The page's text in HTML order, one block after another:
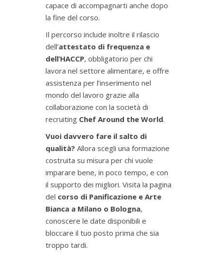
capace di accompagnarti anche dopo
la fine del corso.
Il percorso include inoltre il rilascio
dell’attestato di frequenza e
dell’HACCP, obbligatorio per chi
lavora nel settore alimentare, e offre
assistenza per l’inserimento nel
mondo del lavoro grazie alla
collaborazione con la società di
recruiting Chef Around the World.
Vuoi davvero fare il salto di
qualità? Allora scegli una formazione
costruita su misura per chi vuole
imparare bene, in poco tempo, e con
il supporto dei migliori. Visita la pagina
del corso di Panificazione e Arte
Bianca a Milano o Bologna,
conoscere le date disponibili e
bloccare il tuo posto prima che sia
troppo tardi.